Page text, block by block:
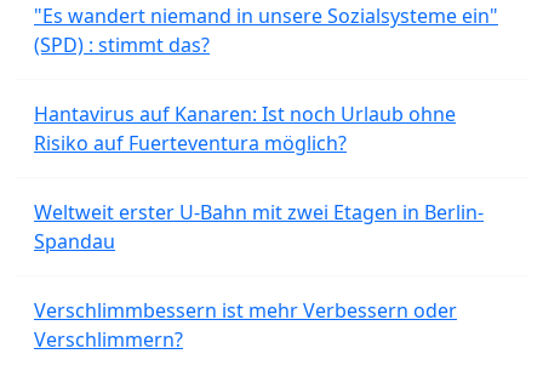
"Es wandert niemand in unsere Sozialsysteme ein"
(SPD) : stimmt das?
Hantavirus auf Kanaren: Ist noch Urlaub ohne
Risiko auf Fuerteventura möglich?
Weltweit erster U-Bahn mit zwei Etagen in Berlin-
Spandau
Verschlimmbessern ist mehr Verbessern oder
Verschlimmern?